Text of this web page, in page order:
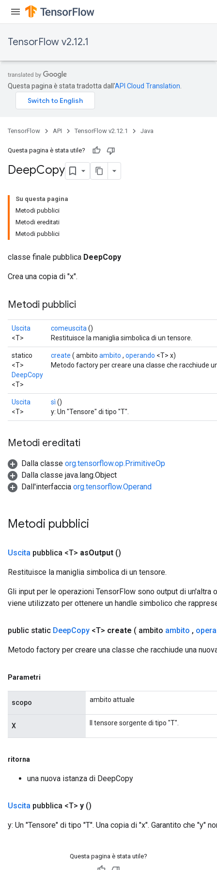
TensorFlow v2.12.1
Questa pagina è stata tradotta dall'API Cloud Translation
TensorFlow API TensorFlow v2.12.1 Java
Questa pagina è stata utile?
DeepCopy
Su questa pagina
Metodi pubblici
Metodi ereditati
Metodi pubblici
classe finale pubblica DeepCopy
Crea una copia di "x".
Metodi pubblici
Uscita
<T>
comeuscita ()
Restituisce la maniglia simbolica di un tensore.
statico
<T>
DeepCopy
<T>
create ( ambito ambito , operando <T> x)
Metodo factory per creare una classe che racchiude
Uscita
<T>
sì ()
y: Un "Tensore" di tipo "T".
Metodi ereditati
Dalla classe org.tensorflow.op.PrimitiveOp
Dalla classe java.lang.Object
Dall'interfaccia org.tensorflow.Operand
Metodi pubblici
Uscita pubblica <T> asOutput ()
Restituisce la maniglia simbolica di un tensore.
Gli input per le operazioni TensorFlow sono output di un'altra
viene utilizzato per ottenere un handle simbolico che
public static DeepCopy <T> create ( ambito ambito ,
Metodo factory per creare una classe che racchiude una
Parametri
scopo ambito attuale
X Il tensore sorgente di tipo "T".
ritorna
una nuova istanza di DeepCopy
Uscita pubblica <T> y ()
y: Un "Tensore" di tipo "T". Una copia di "x". Garantito che "y"
Questa pagina è stata utile?